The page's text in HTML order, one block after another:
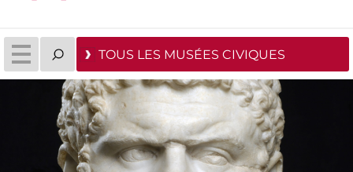
TOUS LES MUSÉES CIVIQUES